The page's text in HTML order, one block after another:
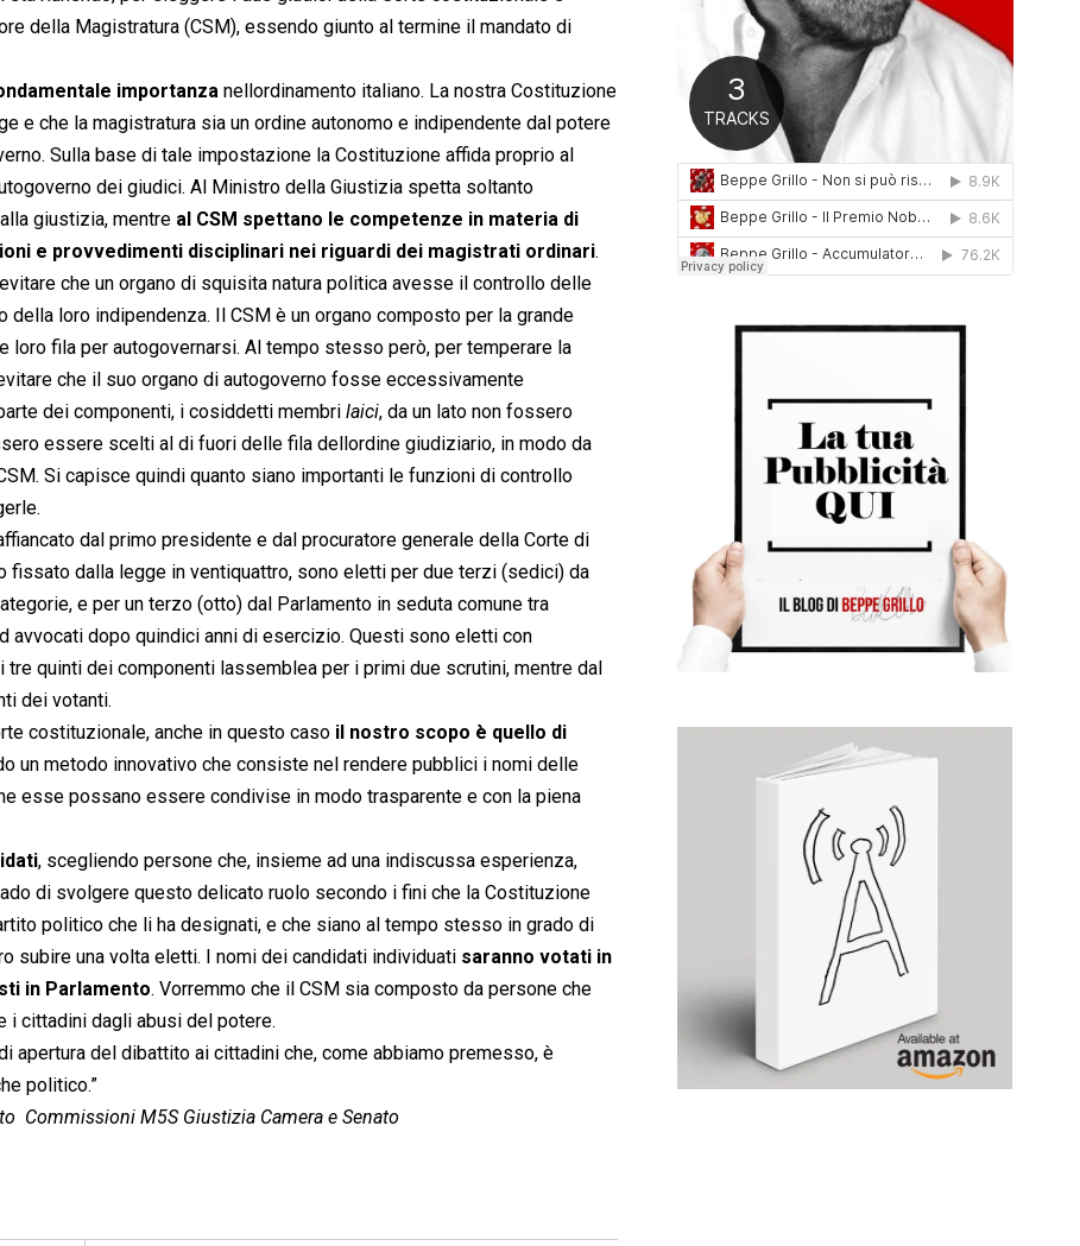
0
della Magistratura (CSM), essendo giunto al termine il mandato di
importanza nellordinamento italiano. La nostra Costituzione
e che la magistratura sia un ordine autonomo e indipendente dal potere
Sulla base di tale impostazione la Costituzione affida proprio al
dei giudici. Al Ministro della Giustizia spetta soltanto
giustizia, mentre al CSM spettano le competenze in materia di
e provvedimenti disciplinari nei riguardi dei magistrati ordinari.
che un organo di squisita natura politica avesse il controllo delle
loro indipendenza. Il CSM è un organo composto per la grande
fila per autogovernarsi. Al tempo stesso però, per temperare la
che il suo organo di autogoverno fosse eccessivamente
dei componenti, i cosiddetti membri  laici, da un lato non fossero
essere scelti al di fuori delle fila dellordine giudiziario, in modo da
Si capisce quindi quanto siano importanti le funzioni di controllo
dal primo presidente e dal procuratore generale della Corte di
fissato dalla legge in ventiquattro, sono eletti per due terzi (sedici) da
e per un terzo (otto) dal Parlamento in seduta comune tra
dopo quindici anni di esercizio. Questi sono eletti con
quinti dei componenti lassemblea per i primi due scrutini, mentre dal
dei votanti.
costituzionale, anche in questo caso il nostro scopo è quello di
un metodo innovativo che consiste nel rendere pubblici i nomi delle
esse possano essere condivise in modo trasparente e con la piena
, scegliendo persone che, insieme ad una indiscussa esperienza,
di svolgere questo delicato ruolo secondo i fini che la Costituzione
politico che li ha designati, e che siano al tempo stesso in grado di
subire una volta eletti. I nomi dei candidati individuati saranno votati in
in Parlamento. Vorremmo che il CSM sia composto da persone che
i cittadini dagli abusi del potere.
apertura del dibattito ai cittadini che, come abbiamo premesso, è
politico.”
 Commissioni M5S Giustizia Camera e Senato